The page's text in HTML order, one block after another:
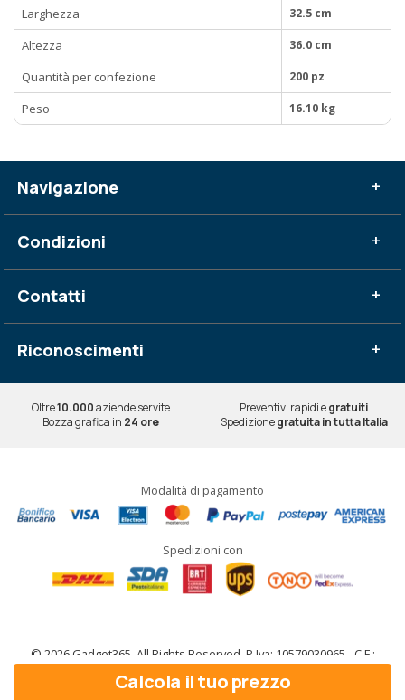
Larghezza
32.5 cm
Altezza 36.0 cm
Quantità per confezione 200 pz
Peso 16.10 kg
Navigazione +
Condizioni +
Contatti +
Riconoscimenti +
Oltre10.000aziende servite Preventivi rapidi egratuiti
Bozza grafica in 24 ore Spedizionegratuita in tutta Italia
Modalità di pagamento
Spedizioni con
© 2026 Gadget365. All Rights Reserved. P.Iva: 10579030965 - C.F.:
10579030965
Calcola il tuo prezzo